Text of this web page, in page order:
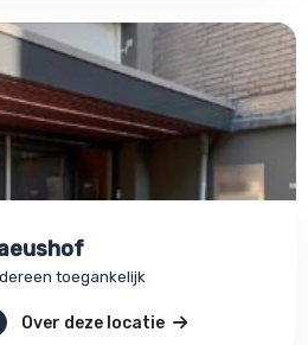
toegankelijk
Over deze locatie